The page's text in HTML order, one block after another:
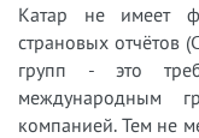
Катар не имеет
страновых отчётов
групп - это
международным
компанией. Тем не